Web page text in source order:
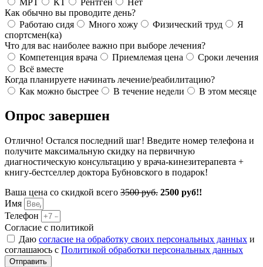
Как обычно вы проводите день?
Работаю сидя
Много хожу Физический труд
Я
спортсмен(ка)
Что для вас наиболее важно при выборе лечения?
Компетенция врача
Приемлемая цена
Сроки лечения
Всё вместе
Когда планируете начинать лечение/реабилитацию?
Как можно быстрее
В течение недели В этом месяце
Опрос завершен
Отлично! Остался последний шаг! Введите номер телефона и
получите максимальную скидку на первичную
диагностическую консультацию у врача-кинезитерапевта +
книгу-бестселлер доктора Бубновского в подарок!
Ваша цена со скидкой всего 3500 руб. 2500 руб!!
Имя
Телефон
Согласие с политикой
Даю согласие на обработку своих персональных данных и
соглашаюсь с Политикой обработки персональных данных
Отправить